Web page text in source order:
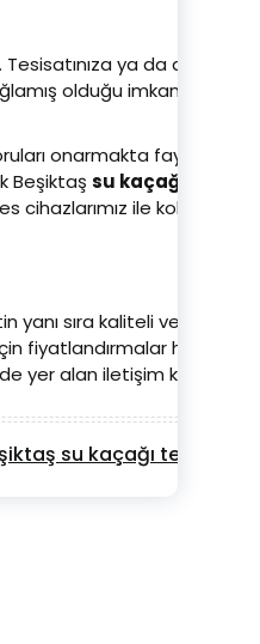
ya da
olduğu imkanlar
onarmakta fayda
Beşiktaş su kaçağı tamirini
cihazlarımız ile kolaylık
sıra kaliteli ve güvenilir
fiyatlandırmalar hakkında
yer alan iletişim
su kaçağı tespiti